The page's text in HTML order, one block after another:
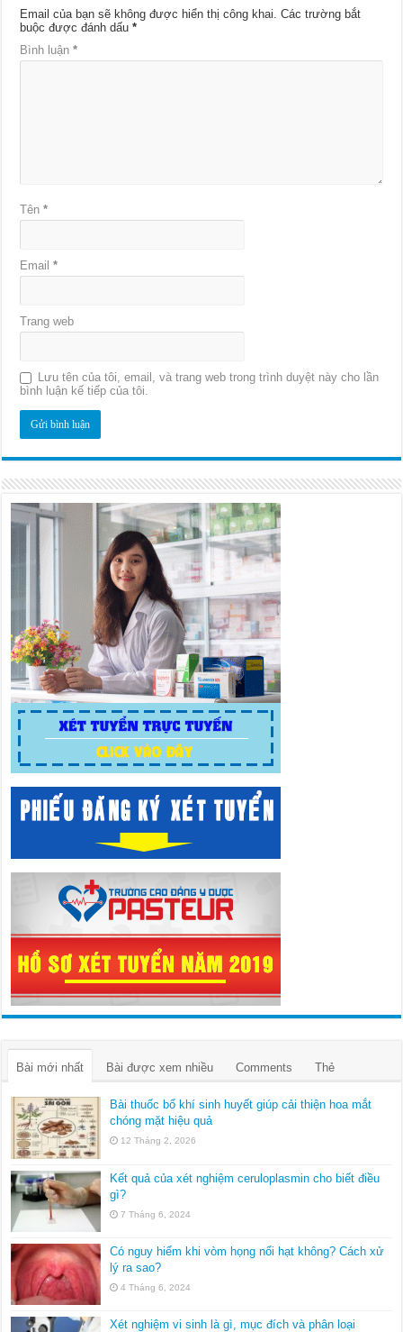
Email của bạn sẽ không được hiển thị công khai. Các trường bắt
buộc được đánh dấu*
Bình luận*
Tên*
Email*
Trang web
Lưu tên của tôi, email, và trang web trong trình duyệt này cho lần
bình luận kế tiếp của tôi.
Bài mới nhất Bài được xem nhiều Comments Thẻ
Bài thuốc bổ khí sinh huyết giúp cải thiện hoa mắt
chóng mặt hiệu quả
12 Tháng 2, 2026
Kết quả của xét nghiệm ceruloplasmin cho biết điều
gì?
7 Tháng 6, 2024
Có nguy hiểm khi vòm họng nổi hạt không? Cách xử
lý ra sao?
4 Tháng 6, 2024
Xét nghiệm vi sinh là gì, mục đích và phân loại